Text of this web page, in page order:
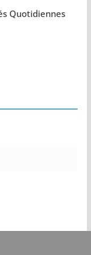
Quotidiennes